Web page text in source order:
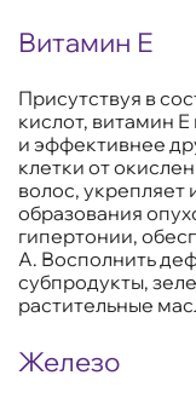
Витамин Е
Присутствуя в
кислот, витамин
и эффективнее
клетки от
волос, укрепляет
образования
гипертонии,
А. Восполнить
субпродукты,
растительные
Железо